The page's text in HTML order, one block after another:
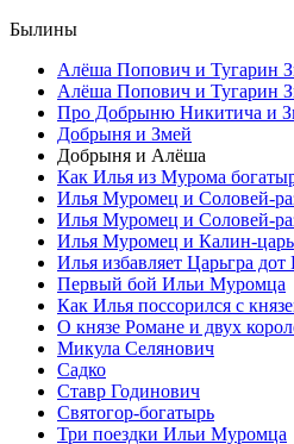
Былины
Алёша Попович и Тугарин
Алёша Попович и Тугарин
Про Добрыню Никитича и
Добрыня и Змей
Добрыня и Алёша
Как Илья из Мурома
Илья Муромец и Соловей-
Илья Муромец и Соловей-
Илья Муромец и Калин-царь
Илья избавляет Царьгра
Первый бой Ильи Муромца
Как Илья поссорился с
О князе Романе и двух
Микула Селянович
Садко
Ставр Годинович
Святогор-богатырь
Три поездки Ильи Муромца